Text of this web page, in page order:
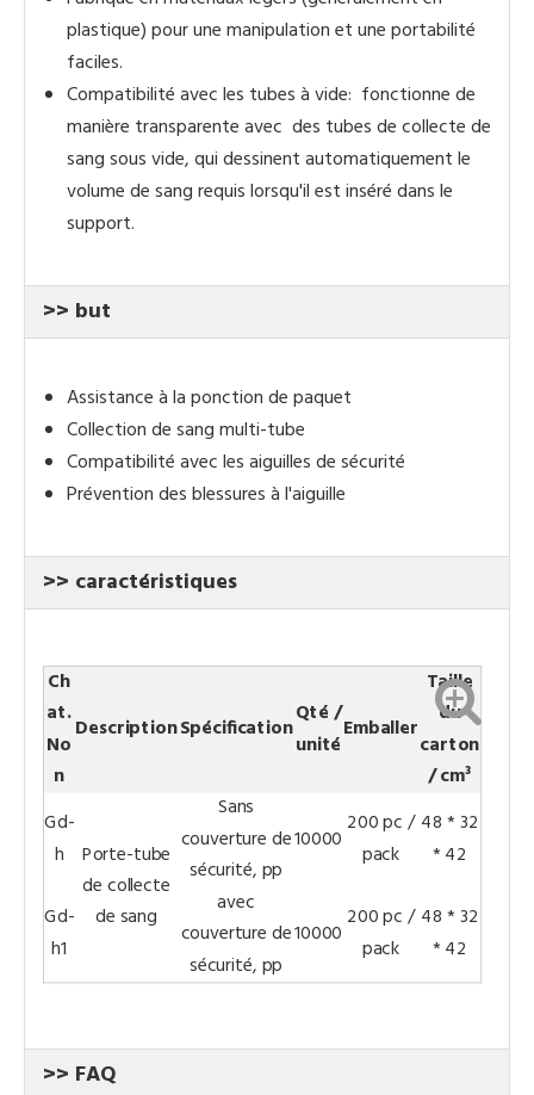
plastique) pour une manipulation et une portabilité
faciles.
Compatibilité avec les tubes à vide: fonctionne de
manière transparente avec des tubes de collecte de
sang sous vide, qui dessinent automatiquement le
volume de sang requis lorsqu'il est inséré dans le
support.
>> but
Assistance à la ponction de paquet
Collection de sang multi-tube
Compatibilité avec les aiguilles de sécurité
Prévention des blessures à l'aiguille
>> caractéristiques
Ch
at.
No
n
DescriptionSpécificationQté /
unité
Emballer
Taille
du
carton
/ cm³
Gd-
h
Porte-tube
de collecte
de sang
Sans
couverture de
sécurité, pp
10000
200 pc /
pack
48 * 32
* 42
Gd-
h1
avec
couverture de
sécurité, pp
10000
200 pc /
pack
48 * 32
* 42
>> FAQ